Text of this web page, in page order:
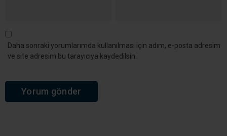
Daha sonraki yorumlarımda kullanılması için adım, e-posta adresim
ve site adresim bu tarayıcıya kaydedilsin.